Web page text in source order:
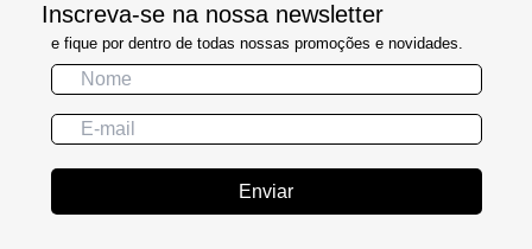
Inscreva-se na nossa newsletter
e fique por dentro de todas nossas promoções e novidades.
Enviar